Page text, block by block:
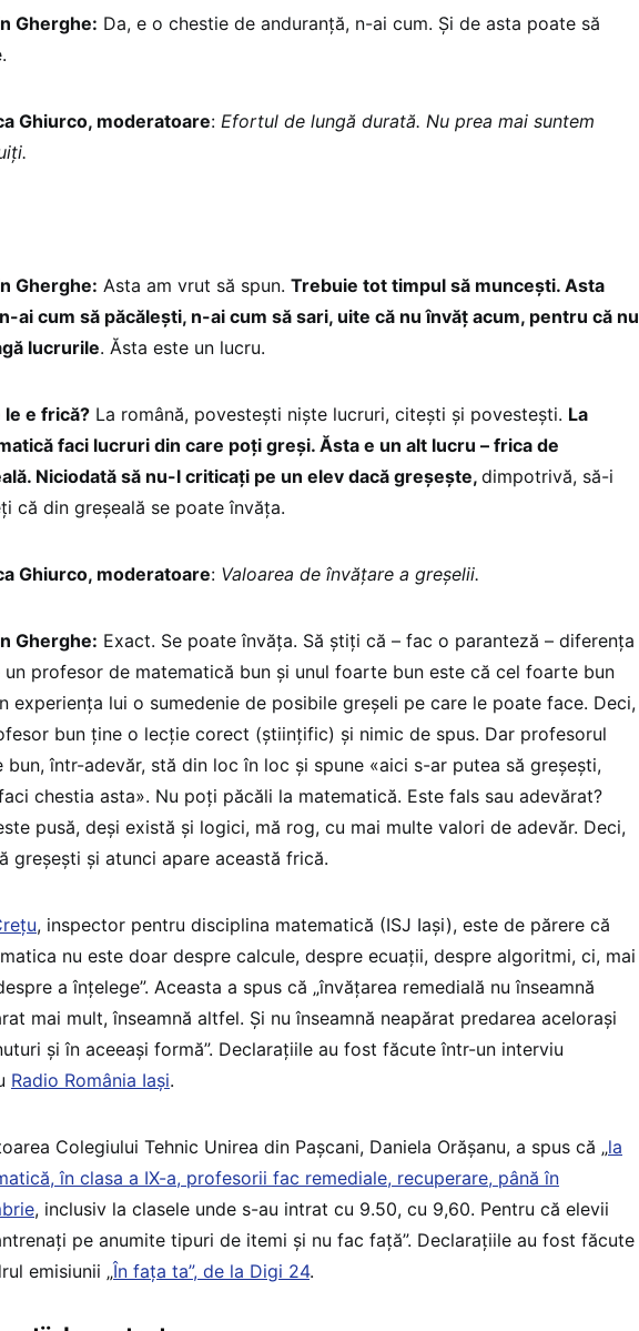
Gherghe: Da, e o chestie de anduranță, n-ai cum. Și de asta poate să
Ghiurco, moderatoare: Efortul de lungă durată. Nu prea mai suntem
Gherghe: Asta am vrut să spun. Trebuie tot timpul să muncești. Asta
ai cum să păcălești, n-ai cum să sari, uite că nu învăț acum, pentru că nu
lucrurile. Ăsta este un lucru.
le e frică? La română, povestești niște lucruri, citești și povestești. La
faci lucruri din care poți greși. Ăsta e un alt lucru – frica de
Niciodată să nu-l criticați pe un elev dacă greșește, dimpotrivă, să-i
că din greșeală se poate învăța.
Ghiurco, moderatoare: Valoarea de învățare a greșelii.
Gherghe: Exact. Se poate învăța. Să știți că – fac o paranteză – diferența
un profesor de matematică bun și unul foarte bun este că cel foarte bun
experiența lui o sumedenie de posibile greșeli pe care le poate face. Deci,
bun ține o lecție corect (științific) și nimic de spus. Dar profesorul
bun, într-adevăr, stă din loc în loc și spune «aici s-ar putea să greșești,
chestia asta». Nu poți păcăli la matematică. Este fals sau adevărat?
pusă, deși există și logici, mă rog, cu mai multe valori de adevăr. Deci,
greșești și atunci apare această frică.
, inspector pentru disciplina matematică (ISJ Iași), este de părere că
nu este doar despre calcule, despre ecuații, despre algoritmi, ci, mai
a înțelege”. Aceasta a spus că „învățarea remedială nu înseamnă
mai mult, înseamnă altfel. Și nu înseamnă neapărat predarea acelorași
și în aceeași formă”. Declarațiile au fost făcute într-un interviu
Radio România Iași.
Colegiului Tehnic Unirea din Pașcani, Daniela Orășanu, a spus că „la
în clasa a IX-a, profesorii fac remediale, recuperare, până în
, inclusiv la clasele unde s-au intrat cu 9.50, cu 9,60. Pentru că elevii
pe anumite tipuri de itemi și nu fac față”. Declarațiile au fost făcute
emisiunii „În fața ta”, de la Digi 24.